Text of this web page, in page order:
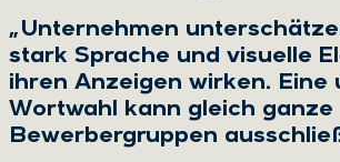
„Unternehmen
stark Sprache und visuelle
ihren Anzeigen wirken. Eine
Wortwahl kann gleich ganze
Bewerbergruppen